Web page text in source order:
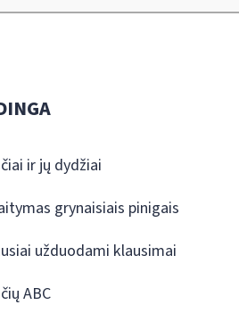
ir jų dydžiai
grynaisiais pinigais
užduodami klausimai
ABC